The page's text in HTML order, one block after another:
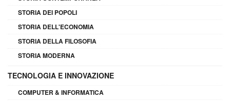
STORIA DEI POPOLI
STORIA DELL'ECONOMIA
STORIA DELLA FILOSOFIA
STORIA MODERNA
TECNOLOGIA E INNOVAZIONE
COMPUTER & INFORMATICA